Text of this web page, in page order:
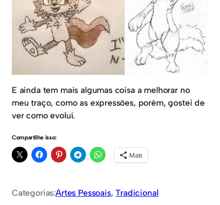
E ainda tem mais algumas coisa a melhorar no
meu traço, como as expressões, porém, gostei de
ver como evoluí.
Compartilhe isso:
Mais
Categorias:Artes Pessoais, Tradicional